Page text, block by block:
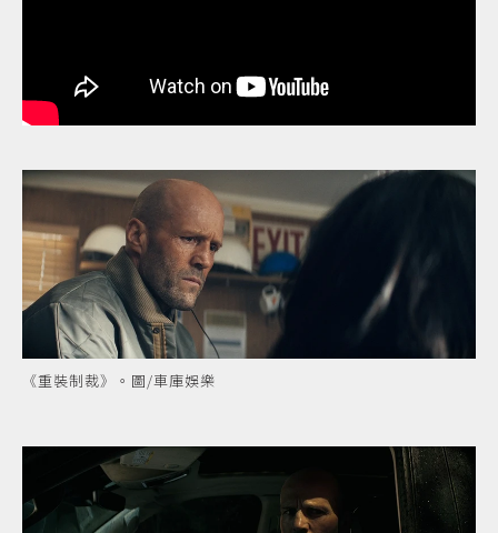
《重裝制裁》。圖/車庫娛樂